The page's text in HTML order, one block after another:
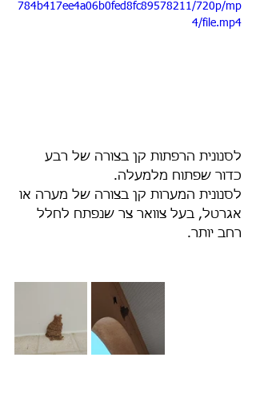
784b417ee4a06b0fed8fc89578211/720p/mp
4/file.mp4
לסנונית הרפתות קן בצורה של רבע
כדור שפתוח מלמעלה.
לסנונית המערות קן בצורה של מערה או
אגרטל, בעל צוואר צר שנפתח לחלל
רחב יותר.